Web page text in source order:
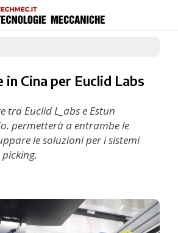
in Cina per Euclid Labs
tra Euclid L_abs e Estun
permetterà a entrambe le
le soluzioni per i sistemi
.